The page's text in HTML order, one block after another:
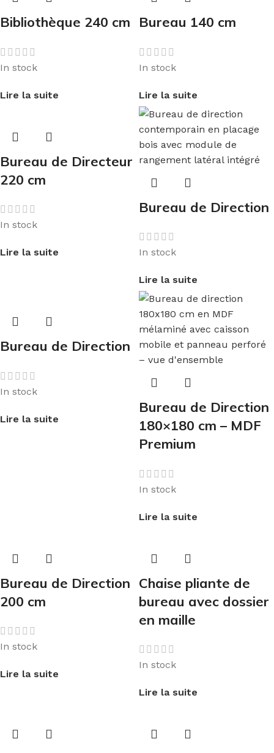
Bibliothèque 240 cm
In stock
Lire la suite
Bureau 140 cm
In stock
Lire la suite
Bureau de Directeur
220 cm
In stock
Lire la suite
Bureau de Direction
In stock
Lire la suite
Bureau de Direction
In stock
Lire la suite
Bureau de Direction
180×180 cm – MDF
Premium
In stock
Lire la suite
Bureau de Direction
200 cm
In stock
Lire la suite
Chaise pliante de
bureau avec dossier
en maille
In stock
Lire la suite